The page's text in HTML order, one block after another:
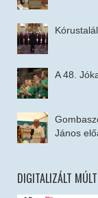
A 48.
János
DIGITALIZÁLT MÚLT